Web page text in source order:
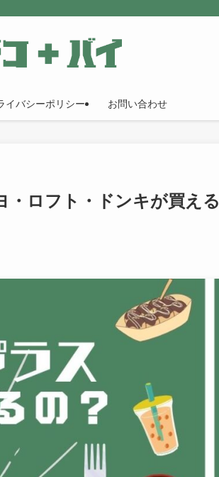
イバシーポリシー お問い合わせ
・ロフト・ドンキが買える